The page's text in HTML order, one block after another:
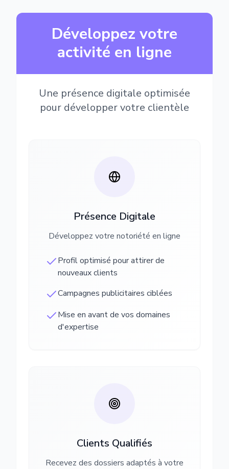
Développez votre
activité en ligne
Une présence digitale optimisée
pour développer votre clientèle
Présence Digitale
Développez votre notoriété en ligne
Profil optimisé pour attirer de
nouveaux clients
Campagnes publicitaires ciblées
Mise en avant de vos domaines
d'expertise
Clients Qualifiés
Recevez des dossiers adaptés à votre